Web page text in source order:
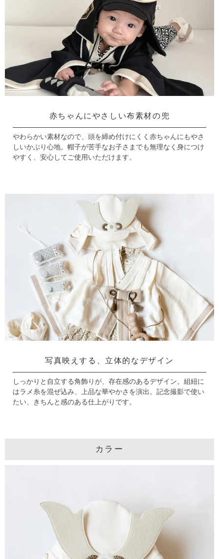
赤ちゃんにやさしい布素材の兜
やわらかい素材なので、頭を締め付けにくく赤ちゃんにもやさ
しいかぶり心地。 帽子が苦手なお子さまでも無理なく身につけ
やすく、 安心してご使用いただけます。
写真映えする、立体的なデザイン
しっかりと自立する角飾りが、存在感のあるデザイン。 組紐に
はラメ糸を混ぜ込み、上品な華やかさを演出。 記念撮影で使い
たい、きちんと感のある仕上がりです。
カラー